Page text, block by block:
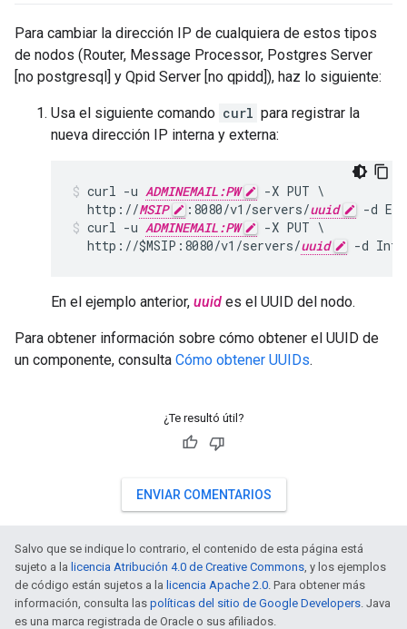
Para cambiar la dirección IP de cualquiera de estos tipos
de nodos (Router, Message Processor, Postgres Server
[no postgresql] y Qpid Server [no qpidd]), haz lo siguiente:
Usa el siguiente comando curl para registrar la
nueva dirección IP interna y externa:
curl -u ADMINEMAIL:PW
-X PUT \
  http://
MSIP :8080/v1/servers/uuid
-d
curl -u ADMINEMAIL:PW
-X PUT \
  http://$MSIP:8080/v1/servers/
uuid -d
En el ejemplo anterior, uuid es el UUID del nodo.
Para obtener información sobre cómo obtener el UUID de
un componente, consulta Cómo obtener UUIDs.
¿Te resultó útil?
ENVIAR COMENTARIOS
Salvo que se indique lo contrario, el contenido de esta página está
sujeto a la licencia Atribución 4.0 de Creative Commons, y los ejemplos
de código están sujetos a la licencia Apache 2.0. Para obtener más
información, consulta las políticas del sitio de Google Developers. Java
es una marca registrada de Oracle o sus afiliados.